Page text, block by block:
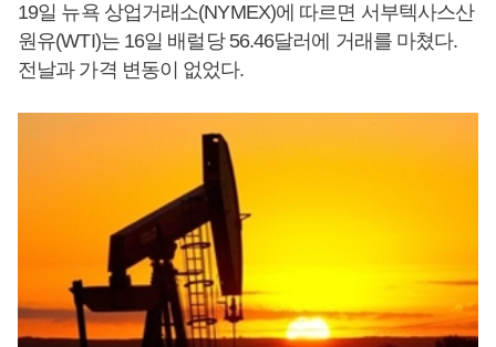
19일 뉴욕 상업거래소(NYMEX)에 따르면 서부텍사스산
원유(WTI)는 16일 배럴당 56.46달러에 거래를 마쳤다.
전날과 가격 변동이 없었다.